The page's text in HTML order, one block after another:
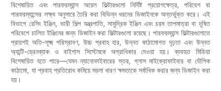
বিশেষায়িত এবং পারফরম্যান্স অয়েল ফিল্টারগুলো নির্দিষ্ট প্রয়োগক্ষেত্র, পরিবেশ বা
পারফরম্যান্সের লক্ষ্য অনুসারে তৈরি করা বিভিন্ন ধরনের ডিজাইনকে অন্তর্ভুক্ত করে। এই
বিভাগে রেসিং ইঞ্জিন, ভারী শিল্প যন্ত্রপাতি, সামুদ্রিক ইঞ্জিন এবং চরম তাপমাত্রা বা দূষিত
পরিবেশে চালিত ইঞ্জিনের জন্য ডিজাইন করা ফিল্টারগুলো রয়েছে। পারফরম্যান্স ফিল্টারগুলোতে
প্রায়শই অতি-সূক্ষ্ম পরিস্রাবণ, উচ্চ প্রবাহ হার, উন্নত কাঠামোগত দৃঢ়তা এবং উন্নত
অ্যান্টি-ড্রেনব্যাক ও বাইপাস সিস্টেমকে অগ্রাধিকার দেওয়া হয়। ব্যবহৃত মিডিয়া
বিশেষায়িত হতে পারে—যেমন ন্যানোফাইবারের স্তর, গ্লাস মাইক্রোফাইবার বা যৌগিক
কাঠামো, যা প্রবাহ প্রতিরোধ কমিয়ে ময়লা ধারণ ক্ষমতাকে সর্বাধিক করার জন্য ডিজাইন করা
হয়।